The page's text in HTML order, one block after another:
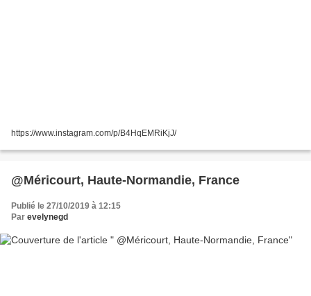
https://www.instagram.com/p/B4HqEMRiKjJ/
@Méricourt, Haute-Normandie, France
Publié le 27/10/2019 à 12:15
Par evelynegd